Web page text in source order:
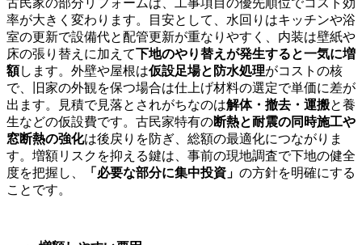
古民家の部分リフォームは、工事項目の優先順位でコスト効
率が大きく変わります。目安として、水回りはキッチンや浴
室の更新で設備代と配管更新が重なりやすく、内装は壁紙や
床の張り替えに加えて下地のやり替えが発生すると一気に増
額します。外壁や屋根は仮設足場と防水処理がコストの核
で、旧家の外観を保つ場合は仕上げ材料の選定で単価に差が
出ます。見積で見落とされがちなのは解体・撤去・運搬と養
生などの仮設費です。古民家特有の断熱と耐震の同時施工や
窓断熱の強化は後戻りを防ぎ、総額の最適化につながりま
す。増額リスクを抑える鍵は、事前の現地調査で下地の健全
度を把握し、
「必要な部分に集中投資」 の方針を明確にする
ことです。